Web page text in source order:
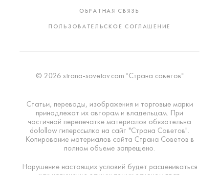
ОБРАТНАЯ СВЯЗЬ
ПОЛЬЗОВАТЕЛЬСКОЕ СОГЛАШЕНИЕ
© 2026 strana-sovetov.com "Страна советов"
Статьи, переводы, изображения и торговые марки
принадлежат их авторам и владельцам. При
частичной перепечатке материалов обязательна
dofollow гиперссылка на сайт "Страна Советов".
Копирование материалов сайта Страна Советов в
полном объеме запрещено.
Нарушение настоящих условий будет расцениваться